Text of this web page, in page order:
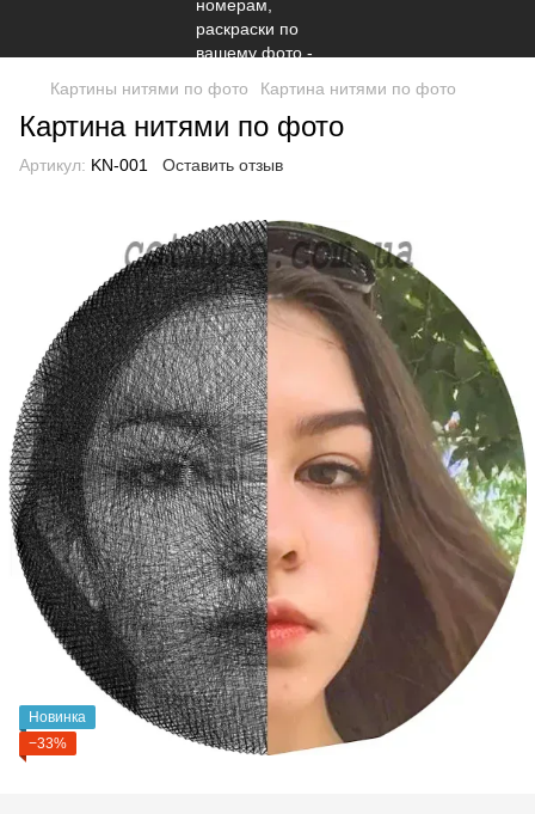
Картины нитями по фото Картина нитями по фото
Картина нитями по фото
Артикул: KN-001 Оставить отзыв
Новинка
−33%